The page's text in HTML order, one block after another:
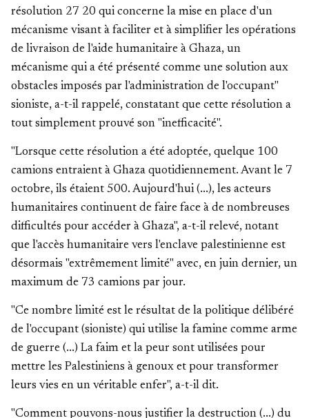
résolution 27 20 qui concerne la mise en place d'un
mécanisme visant à faciliter et à simplifier les opérations
de livraison de l'aide humanitaire à Ghaza, un
mécanisme qui a été présenté comme une solution aux
obstacles imposés par l'administration de l'occupant"
sioniste, a-t-il rappelé, constatant que cette résolution a
tout simplement prouvé son "inefficacité".
"Lorsque cette résolution a été adoptée, quelque 100
camions entraient à Ghaza quotidiennement. Avant le 7
octobre, ils étaient 500. Aujourd'hui (...), les acteurs
humanitaires continuent de faire face à de nombreuses
difficultés pour accéder à Ghaza", a-t-il relevé, notant
que l'accès humanitaire vers l'enclave palestinienne est
désormais "extrêmement limité" avec, en juin dernier, un
maximum de 73 camions par jour.
"Ce nombre limité est le résultat de la politique délibéré
de l'occupant (sioniste) qui utilise la famine comme arme
de guerre (...) La faim et la peur sont utilisées pour
mettre les Palestiniens à genoux et pour transformer
leurs vies en un véritable enfer", a-t-il dit.
"Comment pouvons-nous justifier la destruction (...) du